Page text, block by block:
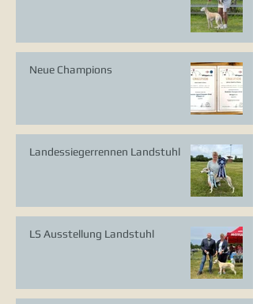
Neue Champions
Landessiegerrennen Landstuhl
LS Ausstellung Landstuhl